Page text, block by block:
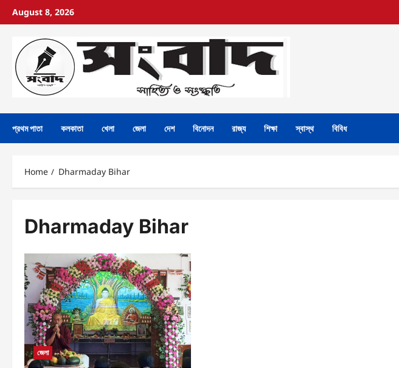
August 8, 2026
প্রথম পাতা কলকাতা খেলা জেলা দেশ বিনোদন রাজ্য শিক্ষা স্বাস্থ বিবিধ
Home Dharmaday Bihar
Dharmaday Bihar
জেলা